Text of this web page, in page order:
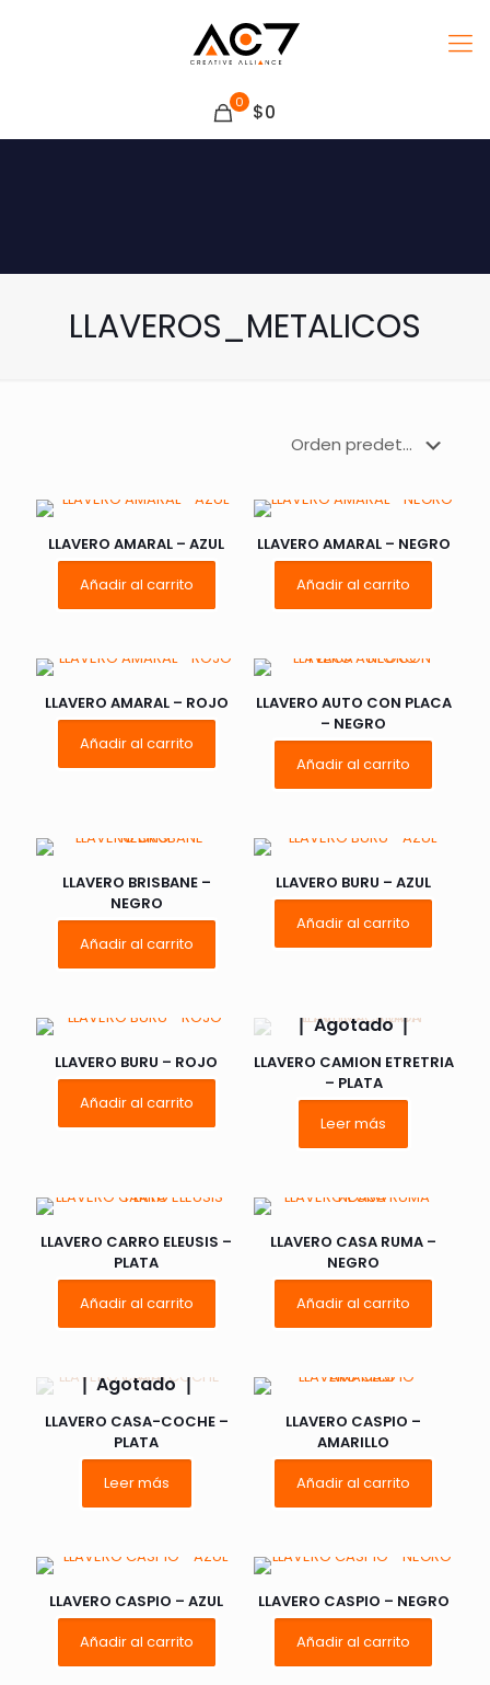
0 $0
LLAVEROS_METALICOS
LLAVERO AMARAL – AZUL
Añadir al carrito
LLAVERO AMARAL – NEGRO
Añadir al carrito
LLAVERO AMARAL – ROJO
Añadir al carrito
LLAVERO AUTO CON PLACA
– NEGRO
Añadir al carrito
LLAVERO BRISBANE –
NEGRO
Añadir al carrito
LLAVERO BURU – AZUL
Añadir al carrito
LLAVERO BURU – ROJO
Añadir al carrito
Agotado
LLAVERO CAMION ETRETRIA
– PLATA
Leer más
LLAVERO CARRO ELEUSIS –
PLATA
Añadir al carrito
LLAVERO CASA RUMA –
NEGRO
Añadir al carrito
Agotado
LLAVERO CASA-COCHE –
PLATA
Leer más
LLAVERO CASPIO –
AMARILLO
Añadir al carrito
LLAVERO CASPIO – AZUL
Añadir al carrito
LLAVERO CASPIO – NEGRO
Añadir al carrito